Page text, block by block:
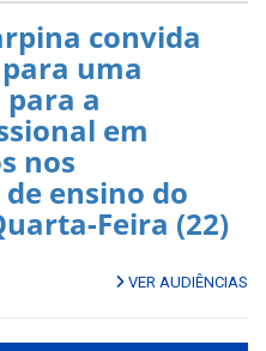
convida
uma
a
em
nos
ensino do
Feira (22)
VER AUDIÊNCIAS